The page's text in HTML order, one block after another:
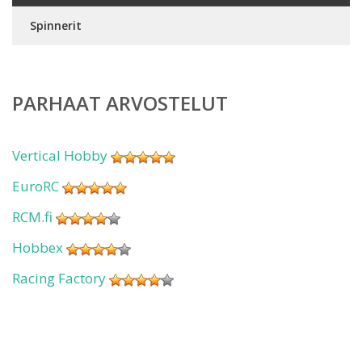
Spinnerit
PARHAAT ARVOSTELUT
Vertical Hobby
EuroRC
RCM.fi
Hobbex
Racing Factory